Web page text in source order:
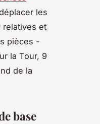
les
relatives et
pièces -
la Tour, 9
de la
base